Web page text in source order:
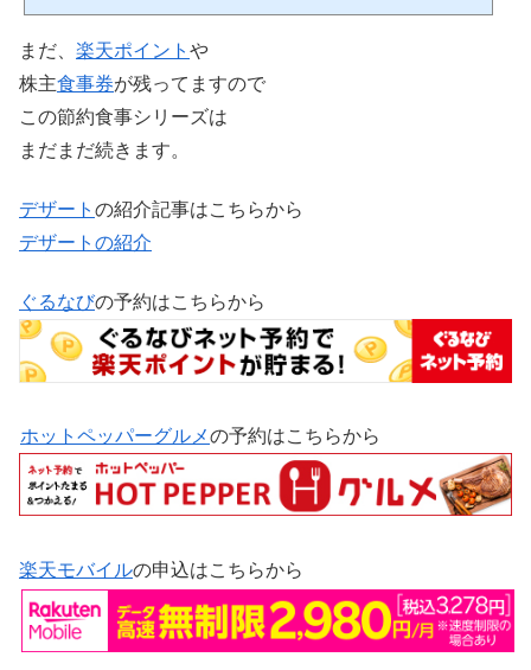
楽天市場はインターネット通販の総合ショッピングモール楽天ポイントがザクザク
まだ、 楽天ポイント や
株主食事券が残ってますので
この節約食事シリーズは
まだまだ続きます。
デザート の紹介記事はこちらから
デザートの紹介
ぐるなびの予約はこちらから
ホットペッパーグルメの予約はこちらから
楽天モバイルの申込はこちらから